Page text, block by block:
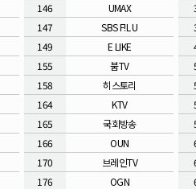
146
UMAX
147
SBS F!L U
149
E LIKE
155
붐TV
158
히스토리
164
KTV
165
국회방송
166
OUN
170
브레인TV
176
OGN